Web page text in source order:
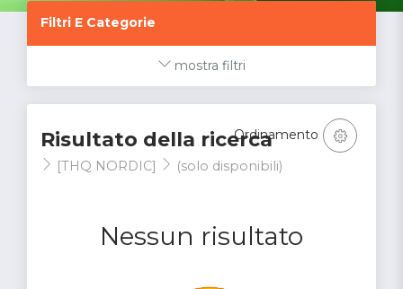
Filtri E Categorie
mostra filtri
Risultato della ricerca
[THQ NORDIC] (solo disponibili)
Nessun risultato
Ordinamento